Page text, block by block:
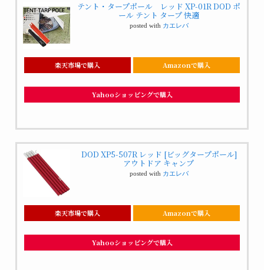
テント・タープポール レッド XP-01R DOD ポ
ール テント タープ 快適
posted with カエレバ
楽天市場で購入 Amazonで購入
Yahooショッピングで購入
DOD XP5-507R レッド [ビッグタープポール]
アウトドア キャンプ
posted with カエレバ
楽天市場で購入 Amazonで購入
Yahooショッピングで購入